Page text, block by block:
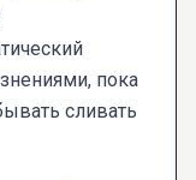
пока
сливать